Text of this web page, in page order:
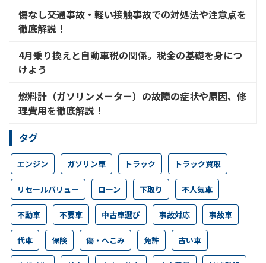
傷なし交通事故・軽い接触事故での対処法や注意点を
徹底解説！
4月乗り換えと自動車税の関係。税金の基礎を身につ
けよう
燃料計（ガソリンメーター）の故障の症状や原因、修
理費用を徹底解説！
タグ
エンジン ガソリン車 トラック トラック買取
リセールバリュー ローン 下取り 不人気車
不動車 不要車 中古車選び 事故対応 事故車
代車 保険 傷・へこみ 免許 古い車